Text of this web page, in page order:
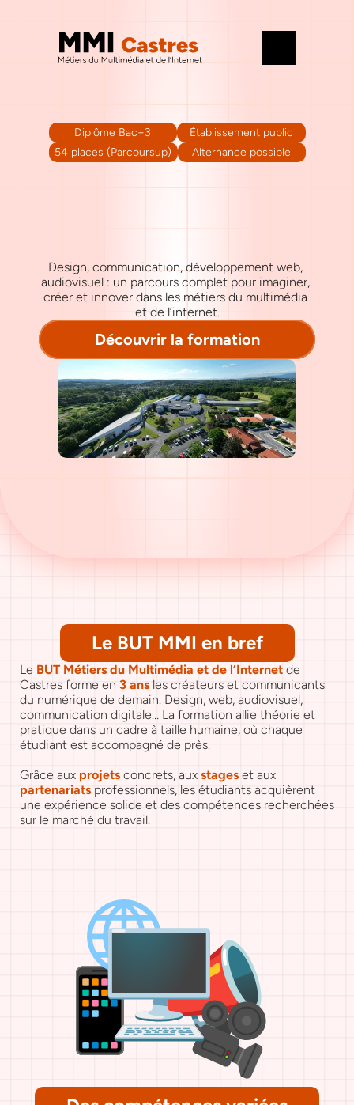
Diplôme Bac+3
Établissement public
54 places (Parcoursup)
Alternance possible
Deviens acteur
numérique avec
Design, communication, développement web,
audiovisuel : un parcours complet pour imaginer,
créer et innover dans les métiers du multimédia
et de l’internet.
Découvrir la formation
Le BUT MMI en bref
Le BUT Métiers du Multimédia et de l’Internet de
Castres forme en 3 ans les créateurs et communicants
du numérique de demain. Design, web, audiovisuel,
communication digitale… La formation allie théorie et
pratique dans un cadre à taille humaine, où chaque
étudiant est accompagné de près.
Grâce aux projets concrets, aux stages
partenariats professionnels, les étudiants acquièrent
une expérience solide et des compétences recherchées
sur le marché du travail.